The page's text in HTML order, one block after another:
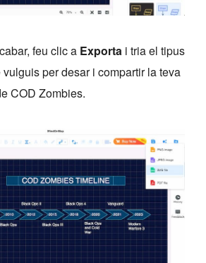
feu clic a Exporta i tria el tipus
per desar i compartir la teva
COD Zombies.